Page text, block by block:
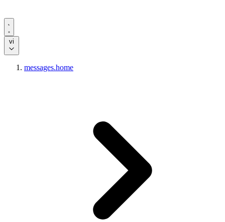
vi
messages.home